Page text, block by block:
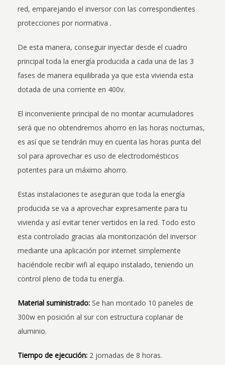
red, emparejando el inversor con las correspondientes
protecciones por normativa .
De esta manera, conseguir inyectar desde el cuadro
principal toda la energía producida a cada una de las 3
fases de manera equilibrada ya que esta vivienda esta
dotada de una corriente en 400v.
El inconveniente principal de no montar acumuladores
será que no obtendremos ahorro en las horas nocturnas,
es así que se tendrán muy en cuenta las horas punta del
sol para aprovechar es uso de electrodomésticos
potentes para un máximo ahorro.
Estas instalaciones te aseguran que toda la energía
producida se va a aprovechar expresamente para tu
vivienda y así evitar tener vertidos en la red. Todo esto
esta controlado gracias ala monitorización del inversor
mediante una aplicación por internet simplemente
haciéndole recibir wifi al equipo instalado, teniendo un
control pleno de toda tu energía.
Material suministrado: Se han montado 10 paneles de
300w en posición al sur con estructura coplanar de
aluminio.
Tiempo de ejecución: 2 jornadas de 8 horas.